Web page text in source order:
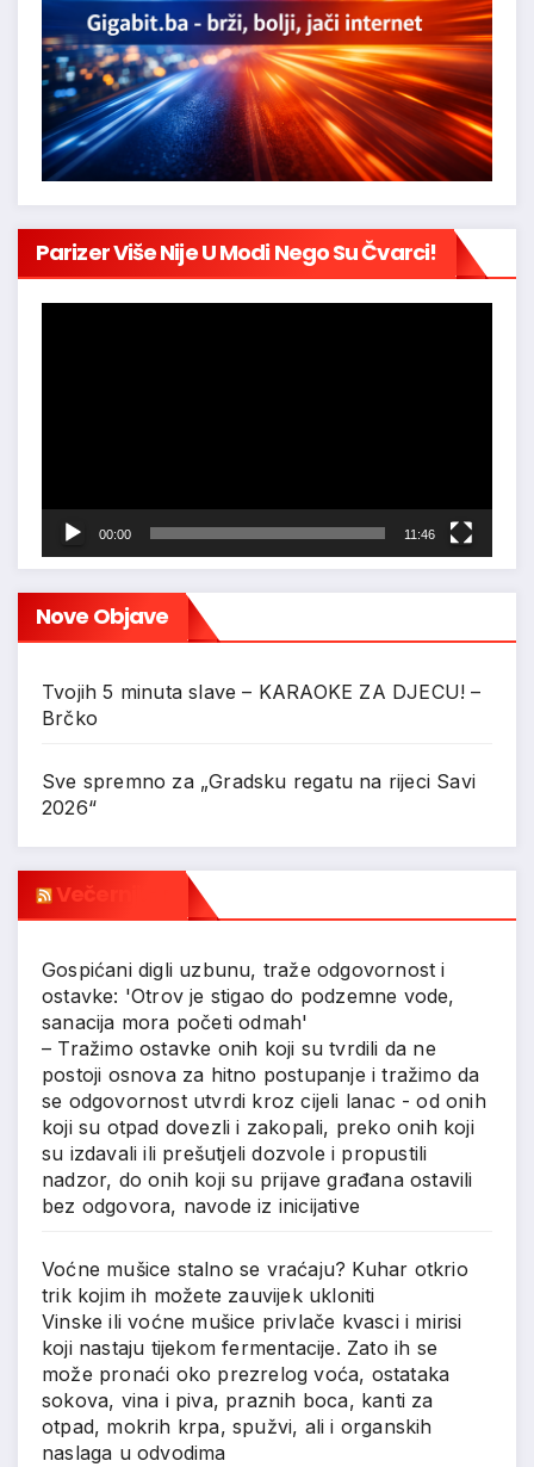
Parizer Više Nije U Modi Nego Su Čvarci!
00:00 11:46
Nove Objave
Tvojih 5 minuta slave – KARAOKE ZA DJECU! –
Brčko
Sve spremno za „Gradsku regatu na rijeci Savi
2026“
Večernji.hr
Gospićani digli uzbunu, traže odgovornost i
ostavke: 'Otrov je stigao do podzemne vode,
sanacija mora početi odmah'
– Tražimo ostavke onih koji su tvrdili da ne
postoji osnova za hitno postupanje i tražimo da
se odgovornost utvrdi kroz cijeli lanac - od onih
koji su otpad dovezli i zakopali, preko onih koji
su izdavali ili prešutjeli dozvole i propustili
nadzor, do onih koji su prijave građana ostavili
bez odgovora, navode iz inicijative
Voćne mušice stalno se vraćaju? Kuhar otkrio
trik kojim ih možete zauvijek ukloniti
Vinske ili voćne mušice privlače kvasci i mirisi
koji nastaju tijekom fermentacije. Zato ih se
može pronaći oko prezrelog voća, ostataka
sokova, vina i piva, praznih boca, kanti za
otpad, mokrih krpa, spužvi, ali i organskih
naslaga u odvodima